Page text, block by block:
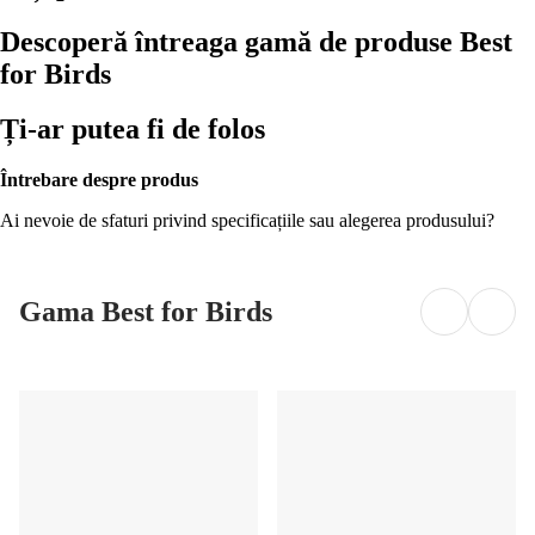
Descoperă întreaga gamă de produse Best
for Birds
Ți-ar putea fi de folos
Întrebare despre produs
Ai nevoie de sfaturi privind specificațiile sau alegerea produsului?
Gama Best for Birds